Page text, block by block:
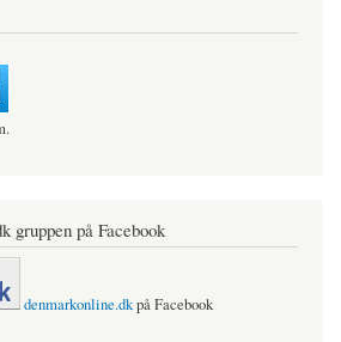
gruppen på Facebook
denmarkonline.dkpå Facebook